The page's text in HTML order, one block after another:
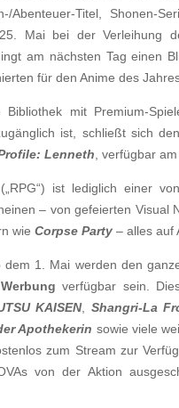
Abenteuer-Titel, Shonen-
Mai bei der Verleihung
am nächsten Tag einen
für den Anime des
Bibliothek mit Premium-
ist, schließt sich
Lenneth , verfügbar
ist lediglich einer
– von gefeierten Visual
wie Corpse Party – alles auf
1. Mai werden den
verfügbar sein.
KAISEN, Shangri-La
Apothekerin sowie viele
zum Stream zur
von der Aktion